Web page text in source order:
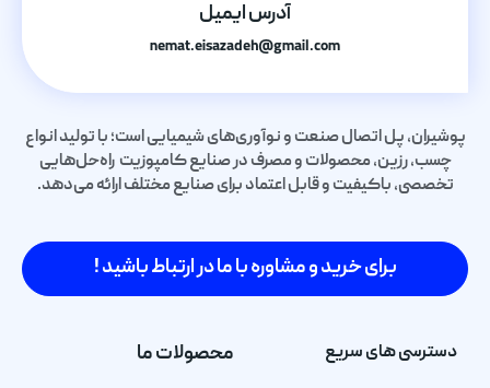
آدرس ایمیل
nemat.eisazadeh@gmail.com
پوشیران، پل اتصال صنعت و نوآوری‌های شیمیایی است؛ با تولید انواع
چسب، رزین، محصولات و مصرف در صنایع کامپوزیت راه‌حل‌هایی
تخصصی، باکیفیت و قابل اعتماد برای صنایع مختلف ارائه می‌دهد.
برای خرید و مشاوره با ما در ارتباط باشید !
دسترسی های سریع محصولات ما